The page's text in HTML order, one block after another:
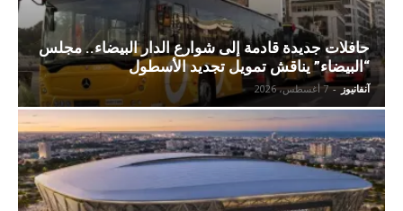
حافلات جديدة قادمة إلى شوارع الدار البيضاء.. مجلس
“البيضاء” يناقش تمويل تجديد الأسطول
آنفانيوز - 7 أغسطس، 2026